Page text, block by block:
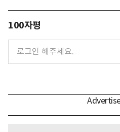
100자평